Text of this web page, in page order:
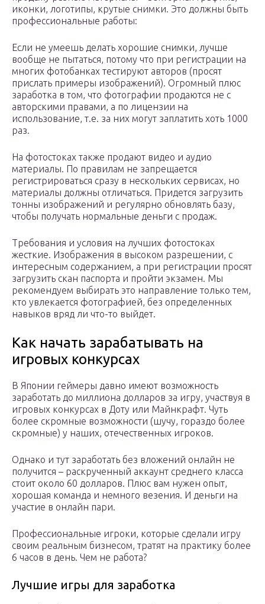
иконки, логотипы, крутые снимки. Это должны быть
профессиональные работы:
Если не умеешь делать хорошие снимки, лучше
вообще не пытаться, потому что при регистрации на
многих фотобанках тестируют авторов (просят
прислать примеры изображений). Огромный плюс
заработка в том, что фотографии продаются не с
авторскими правами, а по лицензии на
использование, т.е. за них могут заплатить хоть 1000
раз.
На фотостоках также продают видео и аудио
материалы. По правилам не запрещается
регистрироваться сразу в нескольких сервисах, но
материалы должны отличаться. Придется загрузить
тонны изображений и регулярно обновлять базу,
чтобы получать нормальные деньги с продаж.
Требования и условия на лучших фотостоках
жесткие. Изображения в высоком разрешении, с
интересным содержанием, а при регистрации просят
загрузить скан паспорта и пройти экзамен. Мы
рекомендуем выбирать это направление только тем,
кто увлекается фотографией, без определенных
навыков вряд ли что-то выйдет.
Как начать зарабатывать на
игровых конкурсах
В Японии геймеры давно имеют возможность
заработать до миллиона долларов за игру, участвуя в
игровых конкурсах в Доту или Майнкрафт. Чуть
более скромные возможности (шучу, гораздо более
скромные) у наших, отечественных игроков.
Однако и тут заработать без вложений онлайн не
получится – раскрученный аккаунт среднего класса
стоит около 60 долларов. Плюс вам нужен опыт,
хорошая команда и немного везения. И деньги на
участие в онлайн пари.
Профессиональные игроки, которые сделали игру
своим реальным бизнесом, тратят на практику более
6 часов в день. Чем не работа?
Лучшие игры для заработка